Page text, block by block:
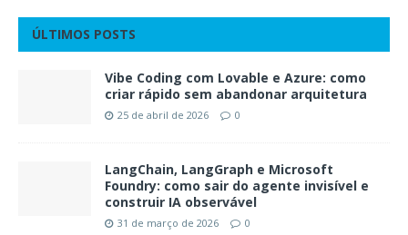
ÚLTIMOS POSTS
Vibe Coding com Lovable e Azure: como
criar rápido sem abandonar arquitetura
25 de abril de 2026 0
LangChain, LangGraph e Microsoft
Foundry: como sair do agente invisível e
construir IA observável
31 de março de 2026 0